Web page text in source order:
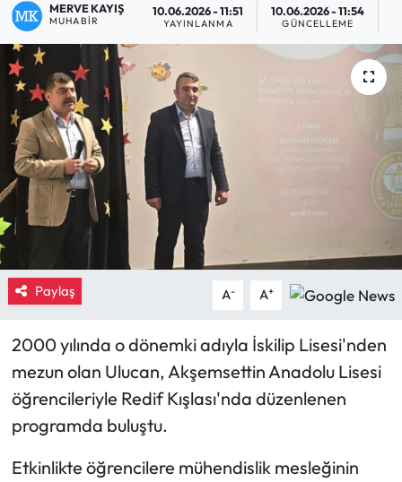
MERVE KAYIŞ
MUHABIR
10.06.2026 - 11:51
YAYINLANMA
10.06.2026 - 11:54
GÜNCELLEME
Paylaş A- A+
2000 yılında o dönemki adıyla İskilip Lisesi'nden
mezun olan Ulucan, Akşemsettin Anadolu Lisesi
öğrencileriyle Redif Kışlası'nda düzenlenen
programda buluştu.
Etkinlikte öğrencilere mühendislik mesleğinin
Dodurga Haberleri
Ekonomi
Güncel
İskilip Haberleri
Kargı Haberleri
Kimdir?
Laçin Haberleri
Magazin
Mecitözü Haberleri
Haber Arşivi